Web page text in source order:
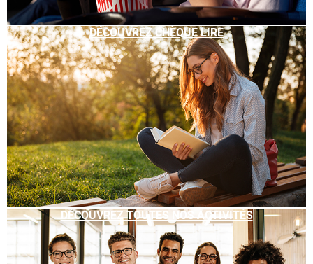
DÉCOUVREZ CHÈQUE LIRE
DÉCOUVREZ TOUTES NOS ACTIVITÉS